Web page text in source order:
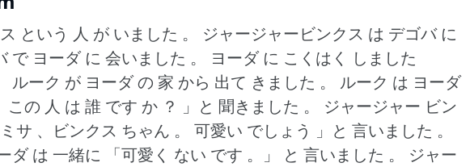
という 人 が いました 。
ジャージャービンクス は デゴバ に
で ヨーダ に 会いました 。
ヨーダ に こくはく しました
ルーク が ヨーダ の 家 から 出て きました 。
ルーク は ヨーダ
の 人 は 誰 です か ？
」と 聞きました 。
ジャージャー ビン
サ 、ビンクス ちゃん 。
可愛い でしょう 」と 言いました 。
ダ は 一緒に 「可愛く ない です 。」
と 言いました 。
ジャー